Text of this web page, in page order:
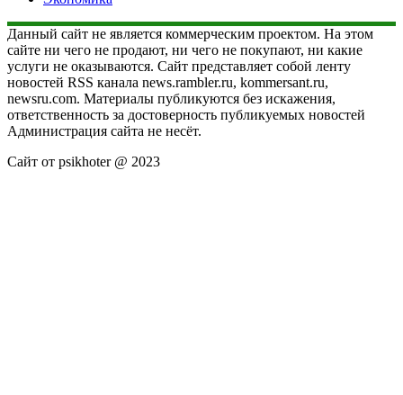
Данный сайт не является коммерческим проектом. На этом
сайте ни чего не продают, ни чего не покупают, ни какие
услуги не оказываются. Сайт представляет собой ленту
новостей RSS канала news.rambler.ru, kommersant.ru,
newsru.com. Материалы публикуются без искажения,
ответственность за достоверность публикуемых новостей
Администрация сайта не несёт.
Сайт от psikhoter @ 2023